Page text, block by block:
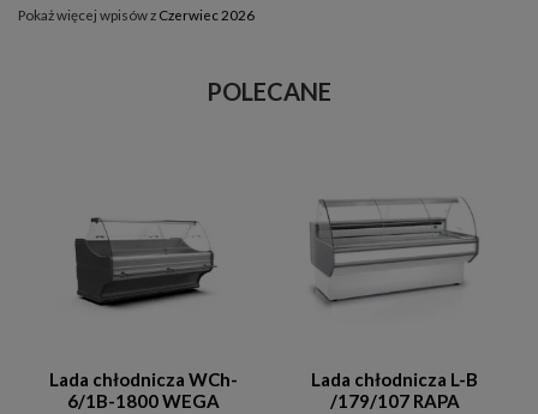
Pokaż więcej wpisów z Czerwiec 2026
POLECANE
Lada chłodnicza WCh-
6/1B-1800 WEGA
Lada chłodnicza L-B
/179/107 RAPA